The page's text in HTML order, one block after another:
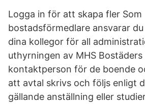
Logga in för att skapa fler Som
bostadsförmedlare ansvarar
dina kollegor för all
uthyrningen av MHS
kontaktperson för de boende
att avtal skrivs och följs enligt
gällande anställning eller